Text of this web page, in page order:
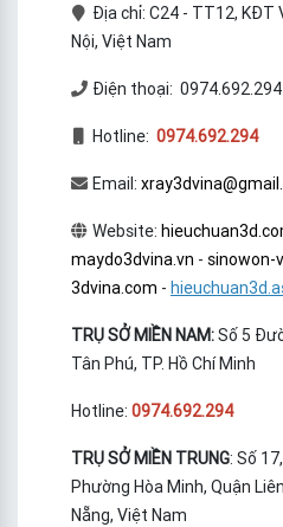
Địa chỉ: C24 - TT12, KĐT
Nội, Việt Nam
Điện thoại: 0974.692.294
Hotline: 0974.692.294
Email:
Website:
maydo3dvina.vn - sinowon-
3dvina.com -
TRỤ SỞ MIỀN NAM:Số 5
Tân Phú, TP. Hồ Chí Minh
Hotline: 0974.692.294
TRỤ SỞ MIỀN TRUNG: Số
Phường Hòa Minh, Quận
Nẵng, Việt Nam